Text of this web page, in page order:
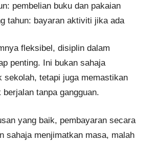
pembelian buku dan pakaian
tahun: bayaran aktiviti jika ada
fleksibel, disiplin dalam
penting. Ini bukan sahaja
sekolah, tetapi juga memastikan
berjalan tanpa gangguan.
yang baik, pembayaran secara
sahaja menjimatkan masa, malah